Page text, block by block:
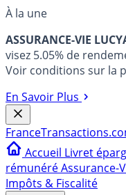
À la une
ASSURANCE-VIE
visez 5.05% de
Voir conditions sur la
En Savoir Plus
France
Accueil Livret
rémunéréAssurance-
Impôts & Fiscalité